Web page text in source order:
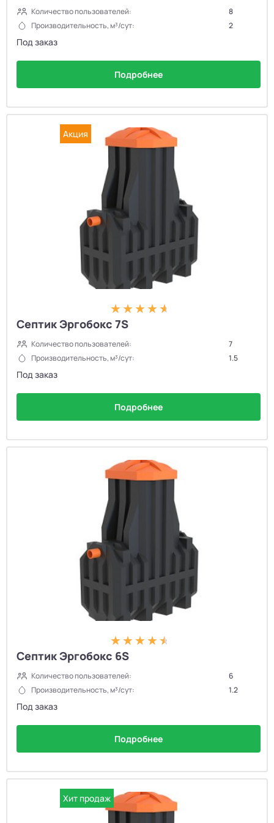
Количество пользователей:
8
Производительность, м³/сут:
2
Под заказ
Подробнее
Акция
Септик Эргобокс 7S
Количество пользователей:
7
Производительность, м³/сут:
1.5
Под заказ
Подробнее
Септик Эргобокс 6S
Количество пользователей:
6
Производительность, м³/сут:
1.2
Под заказ
Подробнее
Хит продаж